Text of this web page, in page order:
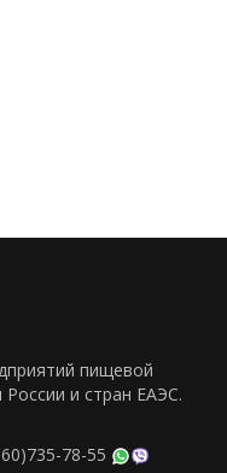
пищевой
и стран ЕАЭС.
78-55